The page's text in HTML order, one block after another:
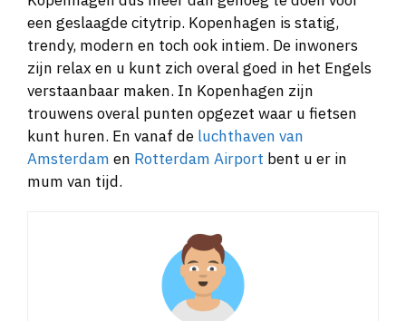
een geslaagde citytrip. Kopenhagen is statig,
trendy, modern en toch ook intiem. De inwoners
zijn relax en u kunt zich overal goed in het Engels
verstaanbaar maken. In Kopenhagen zijn
trouwens overal punten opgezet waar u fietsen
kunt huren. En vanaf de luchthaven van
Amsterdam en Rotterdam Airport bent u er in
mum van tijd.